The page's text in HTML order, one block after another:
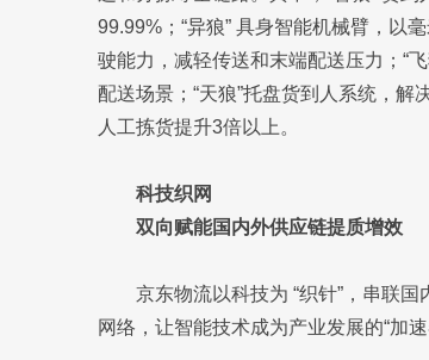
99.99%；“异狼” 具身智能机械臂，以
驶能力，减轻传送和末端配送压力；“
配送场景；“天狼”托盘货到人系统，解
人工拣货提升3倍以上。
科技织网
双向赋能国内外供应链提质增效
京东物流以科技为 “织针”，串联
网络，让智能技术成为产业发展的“加速